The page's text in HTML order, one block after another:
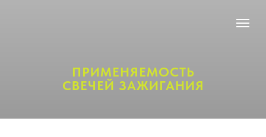
ПРИМЕНЯЕМОСТЬ
СВЕЧЕЙ ЗАЖИГАНИЯ